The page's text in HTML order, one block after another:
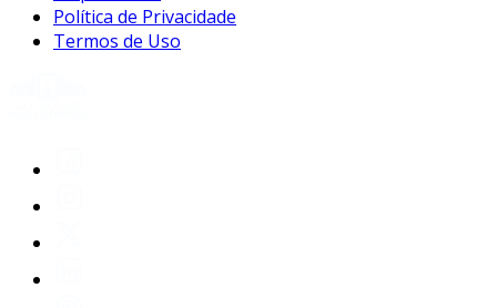
Política de Privacidade
Termos de Uso